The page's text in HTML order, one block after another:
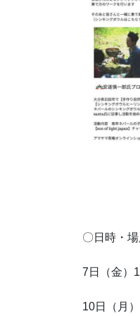
〇日時・
7日（金）
10日（月